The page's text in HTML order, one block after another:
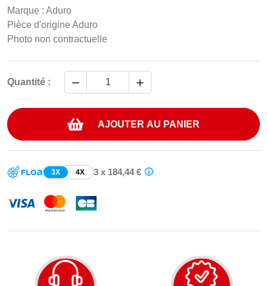
Marque : Aduro
Pièce d'origine Aduro
Photo non contractuelle
Quantité :  
AJOUTER AU PANIER
3X 4X 3 x 184,44 €